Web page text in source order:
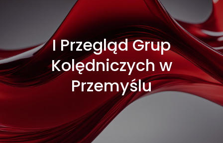
I Przegląd Grup
Kolędniczych w
Przemyślu